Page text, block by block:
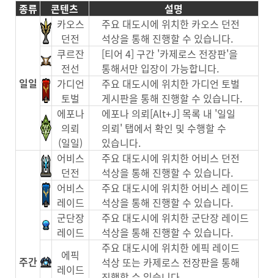
종류
콘텐츠 설명
일일
카오스
던전
주요 대도시에 위치한 카오스 던전
석상을 통해 진행할 수 있습니다.
쿠르잔
전선
[티어 4] 구간 '카제로스 전장판'을
통해서만 입장이 가능합니다.
가디언
토벌
주요 대도시에 위치한 가디언 토벌
게시판을 통해 진행할 수 있습니다.
에포나
의뢰
(일일)
에포나 의뢰[Alt+J] 목록 내 '일일
의뢰' 탭에서 확인 및 수행할 수
있습니다.
주간
어비스
던전
주요 대도시에 위치한 어비스 던전
석상을 통해 진행할 수 있습니다.
어비스
레이드
주요 대도시에 위치한 어비스 레이드
석상을 통해 진행할 수 있습니다.
군단장
레이드
주요 대도시에 위치한 군단장 레이드
석상을 통해 진행할 수 있습니다.
에픽
레이드
주요 대도시에 위치한 에픽 레이드
석상 또는 카제로스 전장판을 통해